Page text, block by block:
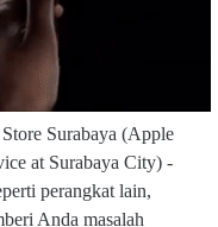
Surabaya (Apple
at Surabaya City) -
perangkat lain,
Anda masalah